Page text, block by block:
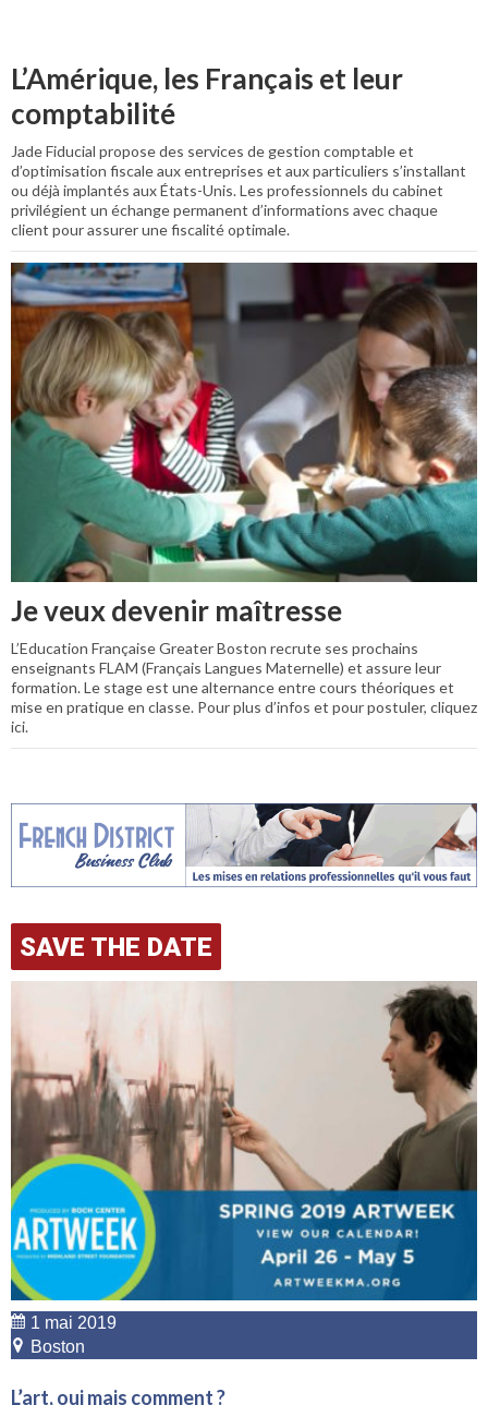
L’Amérique, les Français et leur
comptabilité
Jade Fiducial propose des services de gestion comptable et
d’optimisation fiscale aux entreprises et aux particuliers s’installant
ou déjà implantés aux États-Unis. Les professionnels du cabinet
privilégient un échange permanent d’informations avec chaque
client pour assurer une fiscalité optimale.
Je veux devenir maîtresse
L’Education Française Greater Boston recrute ses prochains
enseignants FLAM (Français Langues Maternelle) et assure leur
formation. Le stage est une alternance entre cours théoriques et
mise en pratique en classe. Pour plus d’infos et pour postuler, cliquez
ici.
SAVE THE DATE
1 mai 2019
Boston
L’art, oui mais comment ?